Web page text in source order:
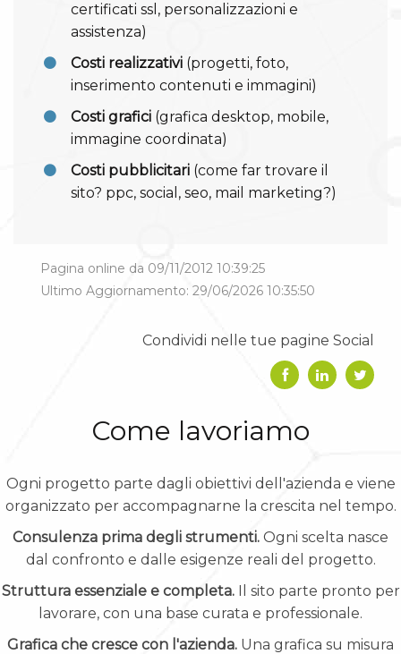
certificati ssl, personalizzazioni e
assistenza)
Costi realizzativi (progetti, foto,
inserimento contenuti e immagini)
Costi grafici (grafica desktop, mobile,
immagine coordinata)
Costi pubblicitari (come far trovare il
sito? ppc, social, seo, mail marketing?)
Pagina online da 09/11/2012 10:39:25
Ultimo Aggiornamento: 29/06/2026 10:35:50
Condividi nelle tue pagine Social
Come lavoriamo
Ogni progetto parte dagli obiettivi dell'azienda e viene
organizzato per accompagnarne la crescita nel tempo.
Consulenza prima degli strumenti. Ogni scelta nasce
dal confronto e dalle esigenze reali del progetto.
Struttura essenziale e completa.Il sito parte pronto per
lavorare, con una base curata e professionale.
Grafica che cresce con l'azienda. Una grafica su misura